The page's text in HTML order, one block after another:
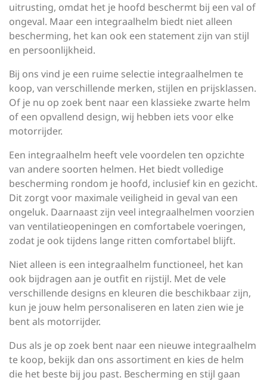
uitrusting, omdat het je hoofd beschermt bij een val of
ongeval. Maar een integraalhelm biedt niet alleen
bescherming, het kan ook een statement zijn van stijl
en persoonlijkheid.
Bij ons vind je een ruime selectie integraalhelmen te
koop, van verschillende merken, stijlen en prijsklassen.
Of je nu op zoek bent naar een klassieke zwarte helm
of een opvallend design, wij hebben iets voor elke
motorrijder.
Een integraalhelm heeft vele voordelen ten opzichte
van andere soorten helmen. Het biedt volledige
bescherming rondom je hoofd, inclusief kin en gezicht.
Dit zorgt voor maximale veiligheid in geval van een
ongeluk. Daarnaast zijn veel integraalhelmen voorzien
van ventilatieopeningen en comfortabele voeringen,
zodat je ook tijdens lange ritten comfortabel blijft.
Niet alleen is een integraalhelm functioneel, het kan
ook bijdragen aan je outfit en rijstijl. Met de vele
verschillende designs en kleuren die beschikbaar zijn,
kun je jouw helm personaliseren en laten zien wie je
bent als motorrijder.
Dus als je op zoek bent naar een nieuwe integraalhelm
te koop, bekijk dan ons assortiment en kies de helm
die het beste bij jou past. Bescherming en stijl gaan